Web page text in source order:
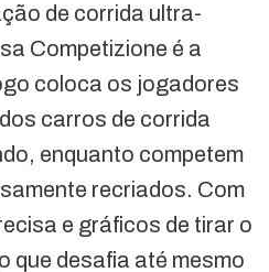
de corrida ultra-
Competizione é a
coloca os jogadores
carros de corrida
enquanto competem
recriados. Com
e gráficos de tirar o
que desafia até mesmo